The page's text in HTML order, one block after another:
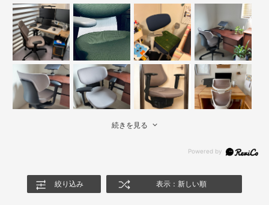
続きを見る
絞り込み 表示：新しい順